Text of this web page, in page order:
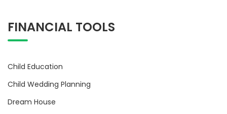
FINANCIAL TOOLS
Child Education
Child Wedding Planning
Dream House